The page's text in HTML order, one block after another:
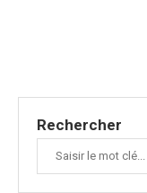
Rechercher